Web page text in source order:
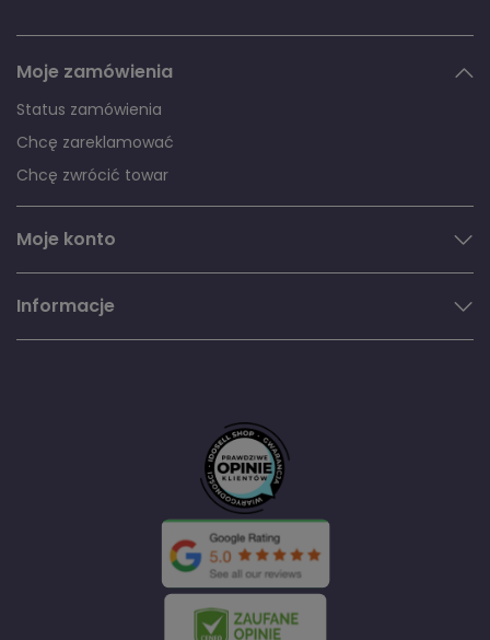
Moje zamówienia
Status zamówienia
Chcę zareklamować
Chcę zwrócić towar
Moje konto
Informacje